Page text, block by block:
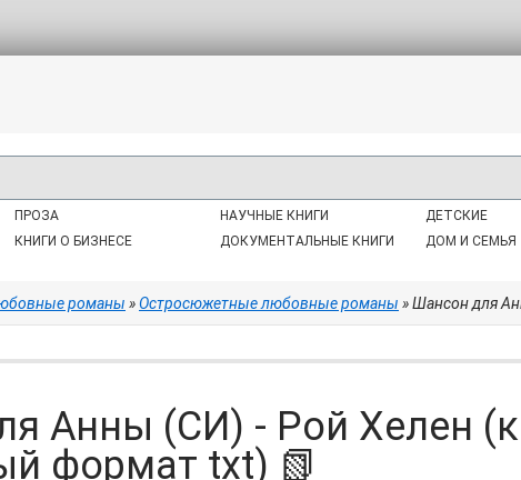
ПРОЗА
КНИГИ О БИЗНЕСЕ
НАУЧНЫЕ КНИГИ
ДОКУМЕНТАЛЬНЫЕ КНИГИ
ДЕТСКИЕ
ДОМ И СЕМЬЯ
романы »Остросюжетные любовные романы » Шансон для Анны
Анны (СИ) - Рой Хелен
формат txt) 📗